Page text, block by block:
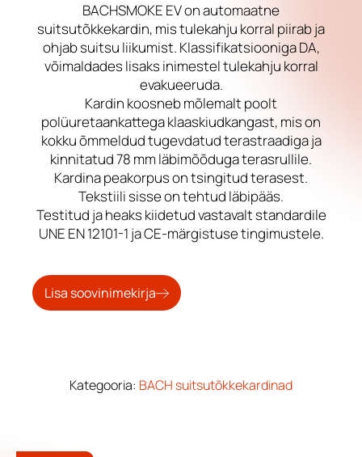
BACHSMOKE EV on automaatne
suitsutõkkekardin, mis tulekahju korral piirab ja
ohjab suitsu liikumist. Klassifikatsiooniga DA,
võimaldades lisaks inimestel tulekahju korral
evakueeruda.
Kardin koosneb mõlemalt poolt
polüuretaankattega klaaskiudkangast, mis on
kokku õmmeldud tugevdatud terastraadiga ja
kinnitatud 78 mm läbimõõduga terasrullile.
Kardina peakorpus on tsingitud terasest.
Tekstiili sisse on tehtud läbipääs.
Testitud ja heaks kiidetud vastavalt standardile
UNE EN 12101-1 ja CE-märgistuse tingimustele.
Lisa soovinimekirja
Kategooria: BACH suitsutõkkekardinad